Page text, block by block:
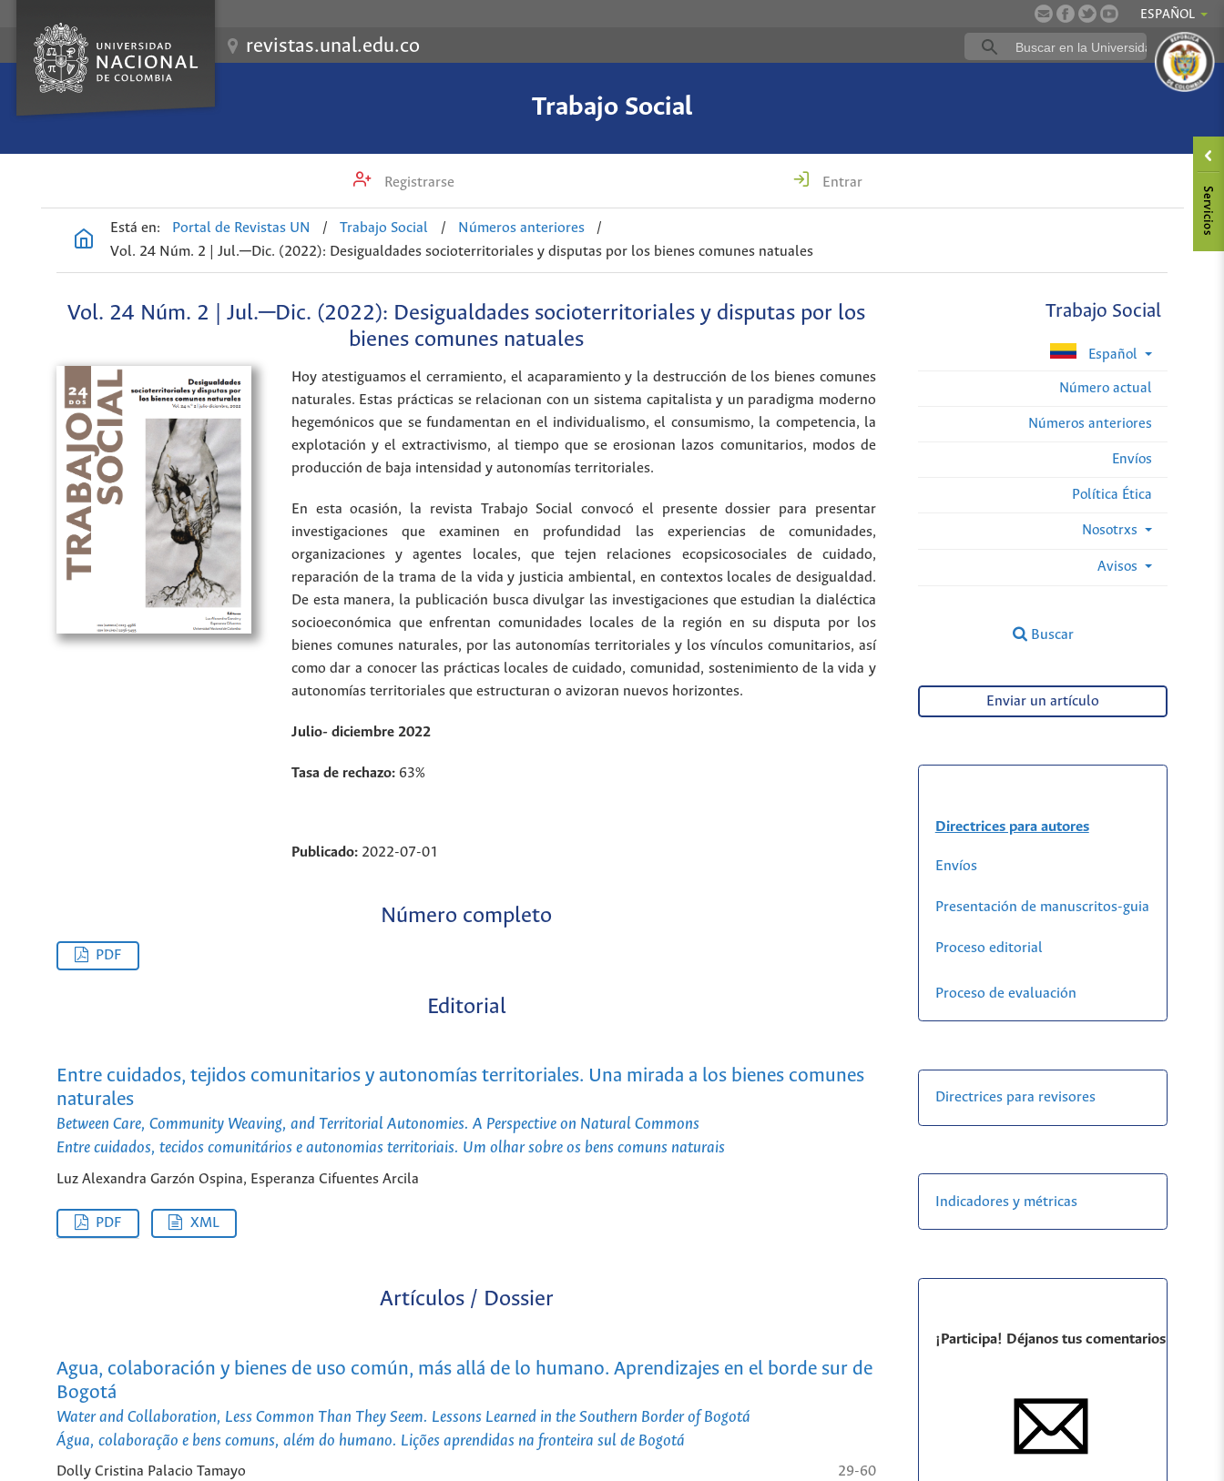
ESPAÑOL
revistas.unal.edu.co
Trabajo Social
Registrarse Entrar
Está en: Portal de Revistas UN / Trabajo Social / Números anteriores
/
Vol. 24 Núm. 2 | Jul.─Dic. (2022): Desigualdades socioterritoriales y disputas por los bienes comunes natuales
Trabajo Social
Español
Número actual
Números anteriores
Envíos
Política Ética
Nosotrxs
Avisos
Buscar
Vol. 24 Núm. 2 | Jul.─Dic. (2022): Desigualdades socioterritoriales y disputas por los
bienes comunes natuales
Hoy atestiguamos el cerramiento, el acaparamiento y la destrucción de los bienes comunes
naturales. Estas prácticas se relacionan con un sistema capitalista y un paradigma moderno
hegemónicos que se fundamentan en el individualismo, el consumismo, la competencia, la
explotación y el extractivismo, al tiempo que se erosionan lazos comunitarios, modos de
producción de baja intensidad y autonomías territoriales.
En esta ocasión, la revista Trabajo Social convocó el presente dossier para presentar
investigaciones que examinen en profundidad las experiencias de comunidades,
organizaciones y agentes locales, que tejen relaciones ecopsicosociales de cuidado,
reparación de la trama de la vida y justicia ambiental, en contextos locales de desigualdad.
De esta manera, la publicación busca divulgar las investigaciones que estudian la dialéctica
socioeconómica que enfrentan comunidades locales de la región en su disputa por los
bienes comunes naturales, por las autonomías territoriales y los vínculos comunitarios, así
como dar a conocer las prácticas locales de cuidado, comunidad, sostenimiento de la vida y
autonomías territoriales que estructuran o avizoran nuevos horizontes.
Julio- diciembre 2022
Tasa de rechazo: 63%
Publicado: 2022-07-01
Número completo
PDF
Editorial
Entre cuidados, tejidos comunitarios y autonomías territoriales. Una mirada a los bienes comunes
naturales
Between Care, Community Weaving, and Territorial Autonomies. A Perspective on Natural Commons
Entre cuidados, tecidos comunitários e autonomias territoriais. Um olhar sobre os bens comuns naturais
Luz Alexandra Garzón Ospina, Esperanza Cifuentes Arcila
PDF XML
Artículos / Dossier
Agua, colaboración y bienes de uso común, más allá de lo humano. Aprendizajes en el borde sur de
Bogotá
Water and Collaboration, Less Common Than They Seem. Lessons Learned in the Southern Border of Bogotá
Água, colaboração e bens comuns, além do humano. Lições aprendidas na fronteira sul de Bogotá
Dolly Cristina Palacio Tamayo 29-60
Enviar un artículo
Directrices para autores
Envíos
Presentación de manuscritos-guia
Proceso editorial
Proceso de evaluación
Directrices para revisores
Indicadores y métricas
¡Participa! Déjanos tus comentarios